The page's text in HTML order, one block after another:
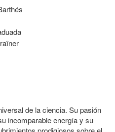
de la ciencia. Su pasión
incomparable energía y su